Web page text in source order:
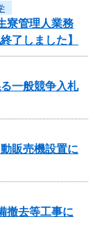
寮管理人業務
了しました】
一般競争入札
販売機設置に
撤去等工事に